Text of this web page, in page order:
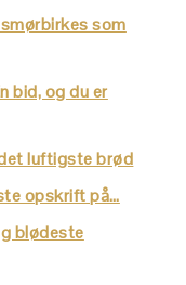
som
bid, og du er
luftigste brød
opskrift på…
blødeste